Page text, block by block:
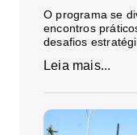
O programa se
encontros
desafios
Leia mais...